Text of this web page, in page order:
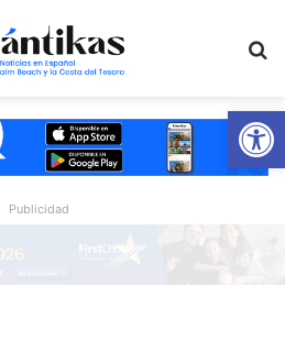
Publicidad